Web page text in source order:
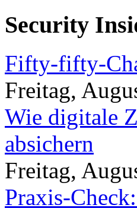
Security
Fifty-fifty-
Freitag,
Wie digitale
absichern
Freitag,
Praxis-